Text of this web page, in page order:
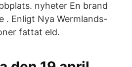
nyheter En brand
. Enligt Nya Wermlands-
fattat eld.